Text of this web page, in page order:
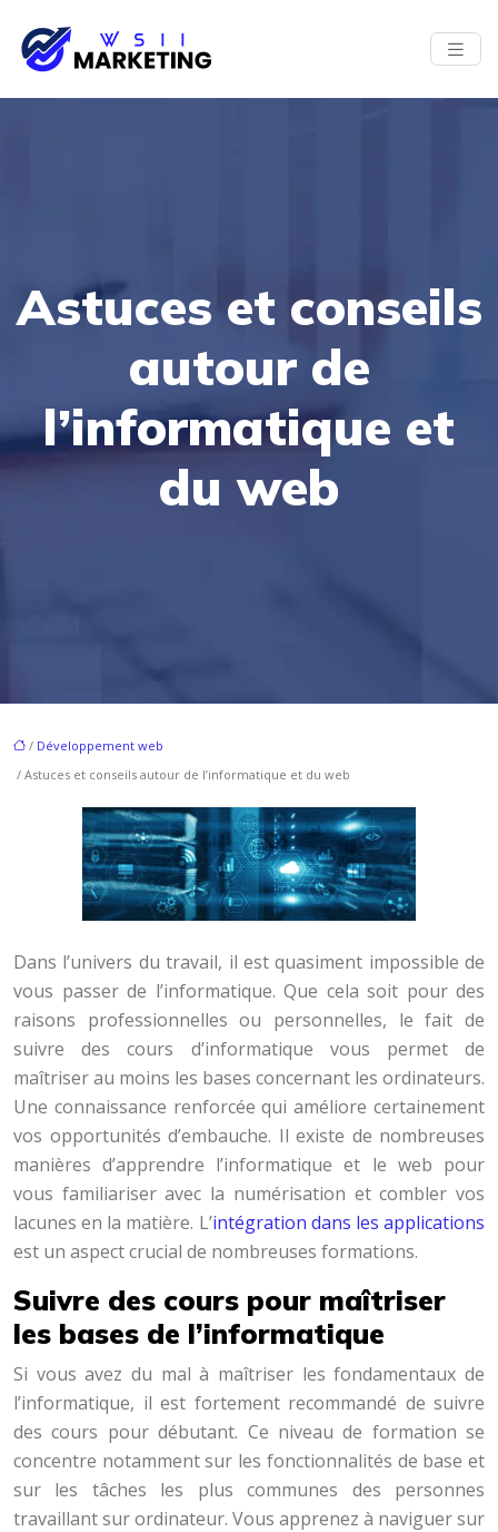
Astuces et conseils
autour de
l’informatique et
du web
/ Développement web
/ Astuces et conseils autour de l’informatique et du web
Dans l’univers du travail, il est quasiment impossible de
vous passer de l’informatique. Que cela soit pour des
raisons professionnelles ou personnelles, le fait de
suivre des cours d’informatique vous permet de
maîtriser au moins les bases concernant les ordinateurs.
Une connaissance renforcée qui améliore certainement
vos opportunités d’embauche. Il existe de nombreuses
manières d’apprendre l’informatique et le web pour
vous familiariser avec la numérisation et combler vos
lacunes en la matière. L’intégration dans les applications
est un aspect crucial de nombreuses formations.
Suivre des cours pour maîtriser
les bases de l’informatique
Si vous avez du mal à maîtriser les fondamentaux de
l’informatique, il est fortement recommandé de suivre
des cours pour débutant. Ce niveau de formation se
concentre notamment sur les fonctionnalités de base et
sur les tâches les plus communes des personnes
travaillant sur ordinateur. Vous apprenez à naviguer sur